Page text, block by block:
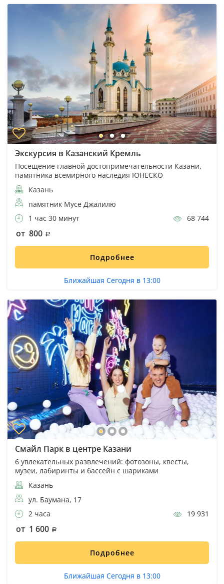
Экскурсия в Казанский Кремль
Посещение главной достопримечательности Казани,
памятника всемирного наследия ЮНЕСКО
Казань
памятник Мусе Джалилю
1 час 30 минут
68 744
от 800
Подробнее
Ближайшая Сегодня в 13:00
Смайл Парк в центре Казани
6 увлекательных развлечений: фотозоны, квесты,
музеи, лабиринты и бассейн с шариками
Казань
ул. Баумана, 17
2 часа
19 931
от 1 600
Подробнее
Ближайшая Сегодня в 13:00